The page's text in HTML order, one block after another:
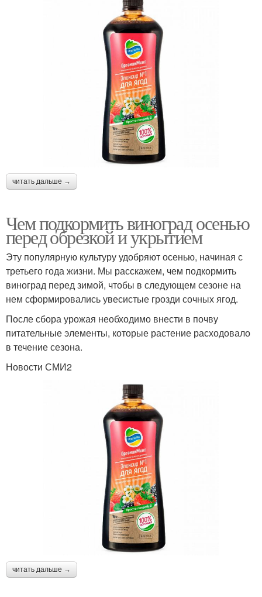
читать дальше →
Чем подкормить виноград осенью
перед обрезкой и укрытием
Эту популярную культуру удобряют осенью, начиная с
третьего года жизни. Мы расскажем, чем подкормить
виноград перед зимой, чтобы в следующем сезоне на
нем сформировались увесистые грозди сочных ягод.
После сбора урожая необходимо внести в почву
питательные элементы, которые растение расходовало
в течение сезона.
Новости СМИ2
читать дальше →